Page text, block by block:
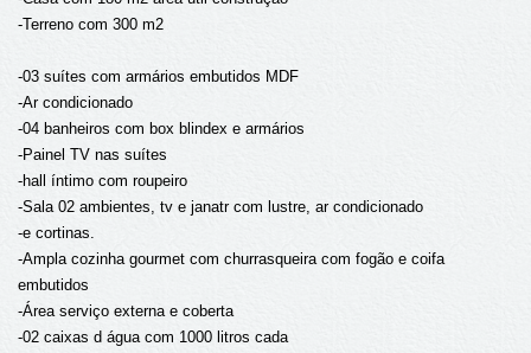
-Terreno com 300 m2
-03 suítes com armários embutidos MDF
-Ar condicionado
-04 banheiros com box blindex e armários
-Painel TV nas suítes
-hall íntimo com roupeiro
-Sala 02 ambientes, tv e janatr com lustre, ar condicionado
-e cortinas.
-Ampla cozinha gourmet com churrasqueira com fogão e coifa
embutidos
-Área serviço externa e coberta
-02 caixas d água com 1000 litros cada